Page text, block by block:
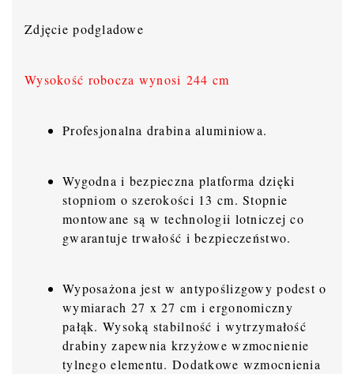
Zdjęcie podgladowe
Wysokość robocza wynosi 244 cm
Profesjonalna drabina aluminiowa.
Wygodna i bezpieczna platforma dzięki
stopniom o szerokości 13 cm. Stopnie
montowane są w technologii lotniczej co
gwarantuje trwałość i bezpieczeństwo.
Wyposażona jest w antypoślizgowy podest o
wymiarach 27 x 27 cm i ergonomiczny
pałąk. Wysoką stabilność i wytrzymałość
drabiny zapewnia krzyżowe wzmocnienie
tylnego elementu. Dodatkowe wzmocnienia